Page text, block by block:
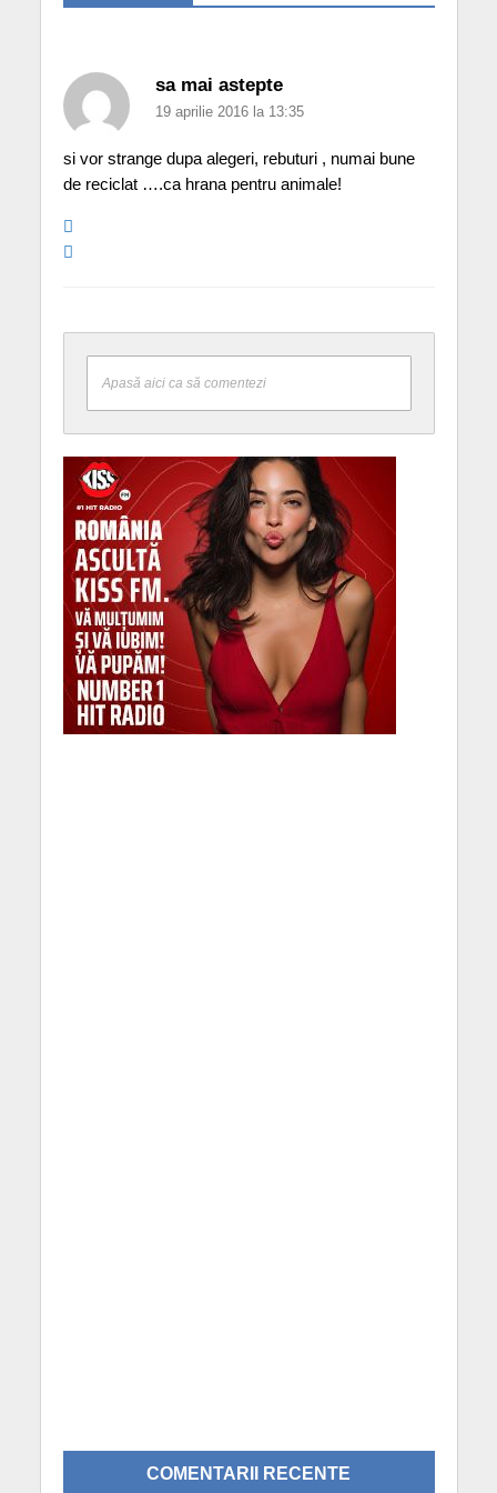
sa mai astepte
19 aprilie 2016 la 13:35
si vor strange dupa alegeri, rebuturi , numai bune
de reciclat ….ca hrana pentru animale!
Apasă aici ca să comentezi
COMENTARII RECENTE